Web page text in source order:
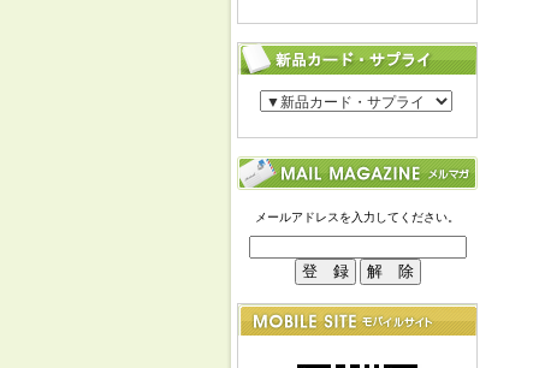
メールアドレスを入力してください。